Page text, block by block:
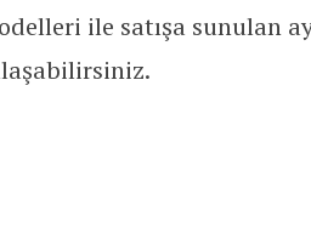
ile satışa sunulan